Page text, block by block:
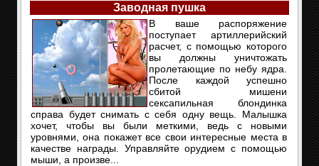
Заводная пушка
В ваше распоряжение
поступает артиллерийский
расчет, с помощью которого
вы должны уничтожать
пролетающие по небу ядра.
После каждой успешно
сбитой мишени
сексапильная блондинка
справа будет снимать с себя одну вещь. Малышка
хочет, чтобы вы были меткими, ведь с новыми
уровнями, она покажет все свои интересные места в
качестве награды. Управляйте орудием с помощью
мыши, а произве...